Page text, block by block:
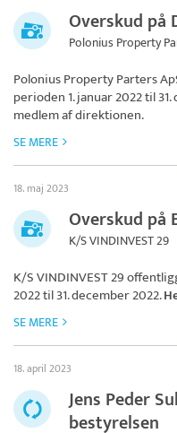
Overskud på
Polonius Property
Polonius Property Parters
perioden 1. januar 2022 til
medlem af direktionen.
SE MERE
18. maj 2023
Overskud på
K/S VINDINVEST 29
K/S VINDINVEST 29
2022 til 31. december 2022.
SE MERE
18. april 2023
Jens Peder
bestyrelsen